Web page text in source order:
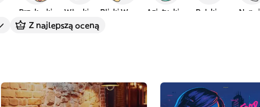
Przekąski Włoskie Azjatyckie Polskie Napoje
Z najlepszą oceną